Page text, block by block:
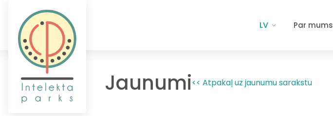
LV Par mums
Jaunumi<< Atpakaļ uz jaunumu sarakstu